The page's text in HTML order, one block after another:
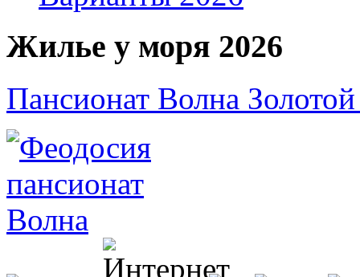
Жилье у моря 2026
Пансионат Волна